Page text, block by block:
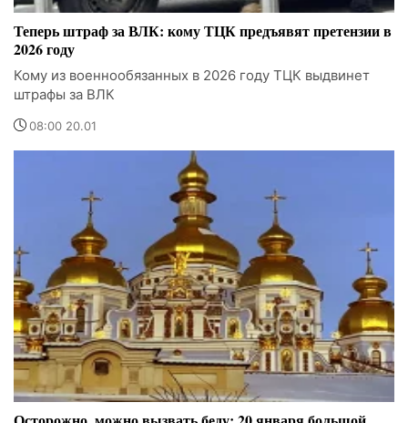
Теперь штраф за ВЛК: кому ТЦК предъявят претензии в
2026 году
Кому из военнообязанных в 2026 году ТЦК выдвинет
штрафы за ВЛК
08:00 20.01